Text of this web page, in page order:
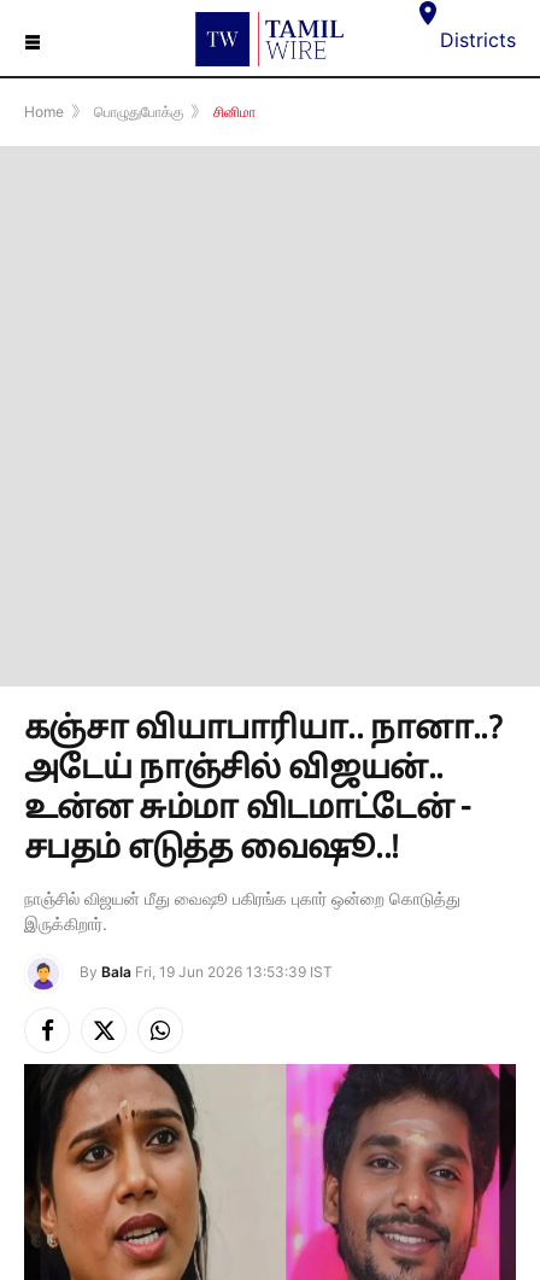
☰ Districts
Home 》 பொழுதுபோக்கு 》 சினிமா
கஞ்சா வியாபாரியா.. நானா..?
அடேய் நாஞ்சில் விஜயன்..
உன்ன சும்மா விடமாட்டேன் -
சபதம் எடுத்த வைஷூ..!
நாஞ்சில் விஜயன் மீது வைஷூ பகிரங்க புகார் ஒன்றை கொடுத்து
இருக்கிறார்.
By Bala Fri, 19 Jun 2026 13:53:39 IST
Facebook
X
(Twitter)
Instagram